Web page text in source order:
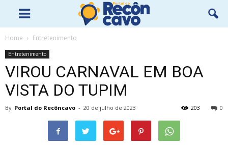
Home Entretenimento
Entretenimento
VIROU CARNAVAL EM BOA
VISTA DO TUPIM
By Portal do Recôncavo - 20 de julho de 2023 0
203